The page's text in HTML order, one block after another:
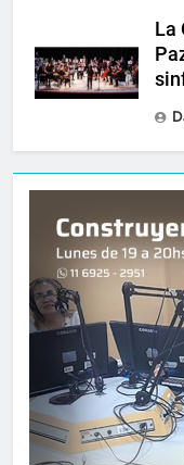
La